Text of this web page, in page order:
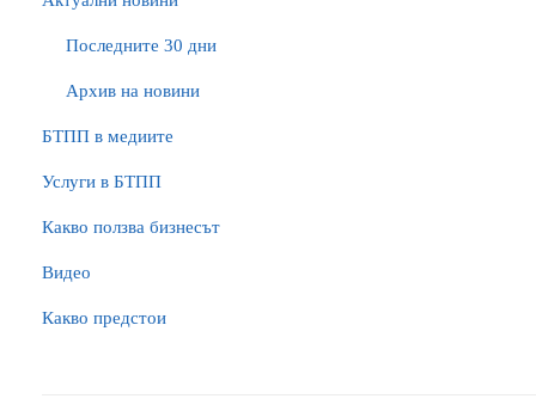
Последните 30 дни
Архив на новини
БTПП в медиите
Услуги в БТПП
Какво ползва бизнесът
Видео
Какво предстои